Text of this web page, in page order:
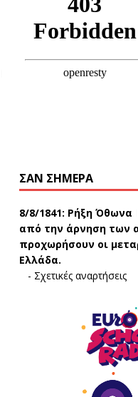
ΣΑΝ ΣΉΜΕΡΑ
8/8/1841: Ρήξη Όθωνα
από την άρνηση των
προχωρήσουν οι
Ελλάδα.
- Σχετικές αναρτήσεις